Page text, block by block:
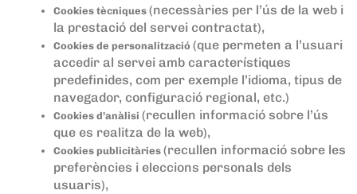
Cookies tècniques(necessàries per l’ús de la web i
la prestació del servei contractat),
Cookies de personalització(que permeten a l’usuari
accedir al servei amb característiques
predefinides, com per exemple l’idioma, tipus de
navegador, configuració regional, etc.)
Cookies d’anàlisi(recullen informació sobre l’ús
que es realitza de la web),
Cookies publicitàries(recullen informació sobre les
preferències i eleccions personals dels
usuaris),